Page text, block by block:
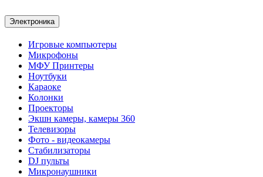
Электроника
Игровые компьютеры
Микрофоны
МФУ Принтеры
Ноутбуки
Караоке
Колонки
Проекторы
Экшн камеры, камеры 360
Телевизоры
Фото - видеокамеры
Стабилизаторы
DJ пульты
Микронаушники